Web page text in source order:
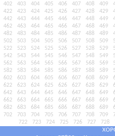
402
403 404 405 406 407 408 409
422
423 424 425 426 427 428 429
442
443 444 445 446 447 448 449
462
463 464 465 466 467 468 469
482
483 484 485 486 487 488 489
502
503 504 505 506 507 508 509
522
523 524 525 526 527 528 529
542
543 544 545 546 547 548 549
562
563 564 565 566 567 568 569
582
583 584 585 586 587 588 589
602
603 604 605 606 607 608 609
622
623 624 625 626 627 628 629
642
643 644 645 646 647 648 649
662
663 664 665 666 667 668 669
682
683 684 685 686 687 688 689
702
703 704 705 706 707 708 709
722
723 724 725 726 727 728